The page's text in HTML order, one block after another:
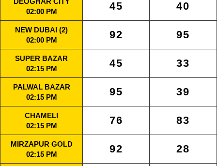
02:00 PM
45 40
NEW DUBAI (2)
02:00 PM
92 95
SUPER BAZAR
02:15 PM
45 33
PALWAL BAZAR
02:15 PM
95 39
CHAMELI
02:15 PM
76 83
MIRZAPUR GOLD
02:15 PM
92 28